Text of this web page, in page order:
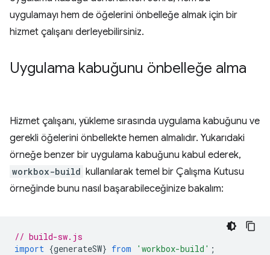
uygulamayı hem de öğelerini önbelleğe almak için bir
hizmet çalışanı derleyebilirsiniz.
Uygulama kabuğunu önbelleğe alma
Hizmet çalışanı, yükleme sırasında uygulama kabuğunu ve
gerekli öğelerini önbellekte hemen almalıdır. Yukarıdaki
örneğe benzer bir uygulama kabuğunu kabul ederek,
workbox-build kullanılarak temel bir Çalışma Kutusu
örneğinde bunu nasıl başarabileceğinize bakalım:
// build-sw.js
import {generateSW} from 'workbox-build' ;